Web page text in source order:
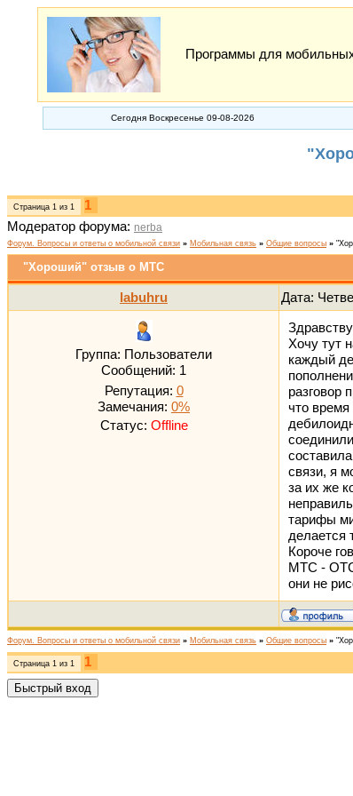
Программы для
Сегодня Воскресенье 09-08-2026
Страница 1 из 1
1
Модератор форума: nerba
Форум. Вопросы и ответы о мобильной связи » Мобильная связь » Общие вопросы »
"Хороший" отзыв о МТС
labuhru Дата:
Группа: Пользователи
Сообщений: 1
Репутация: 0
Замечания: 0%
Статус: Offline
Хочу тут
каждый
разговор
что
связи, я
за их же
тарифы
делается
Короче
МТС -
они не
Форум. Вопросы и ответы о мобильной связи » Мобильная связь » Общие вопросы »
Страница 1 из 1
1